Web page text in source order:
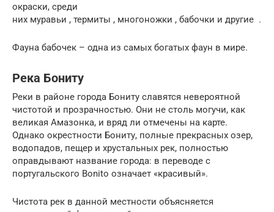
окраски, среди
них муравьи , термиты , многоножки , бабочки и другие .
Фауна бабочек – одна из самых богатых фаун в мире.
Река Бониту
Реки в районе города Бониту славятся невероятной
чистотой и прозрачностью. Они не столь могучи, как
великая Амазонка, и вряд ли отмечены на карте.
Однако окрестности Бониту, полные прекрасных озер,
водопадов, пещер и хрустальных рек, полностью
оправдывают название города: в переводе с
португальского Bonito означает «красивый».
Чистота рек в данной местности объясняется